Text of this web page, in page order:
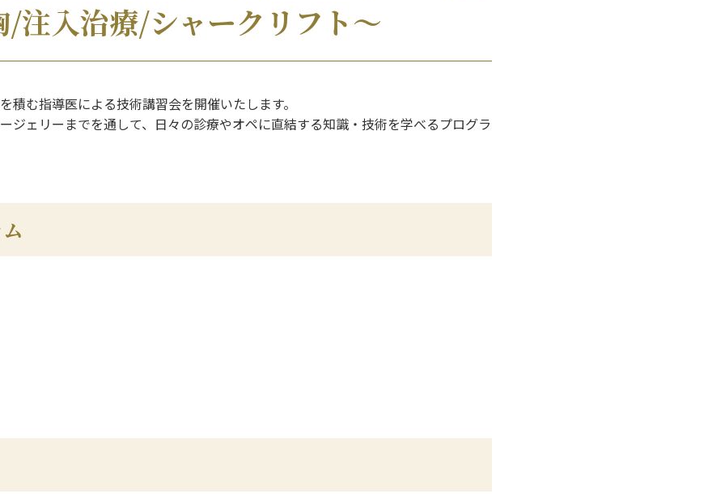
/注入治療/シャークリフト〜
積む指導医による技術講習会を開催いたします。
ジェリーまでを通して、日々の診療やオペに直結する知識・技術を学べるプログラ